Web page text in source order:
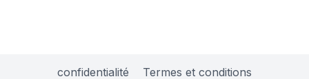
confidentialité Termes et conditions